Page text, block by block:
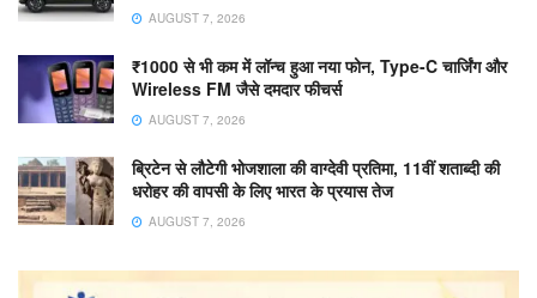
AUGUST 7, 2026
₹1000 से भी कम में लॉन्च हुआ नया फोन, Type-C चार्जिंग और
Wireless FM जैसे दमदार फीचर्स
AUGUST 7, 2026
ब्रिटेन से लौटेगी भोजशाला की वाग्देवी प्रतिमा, 11वीं शताब्दी की
धरोहर की वापसी के लिए भारत के प्रयास तेज
AUGUST 7, 2026